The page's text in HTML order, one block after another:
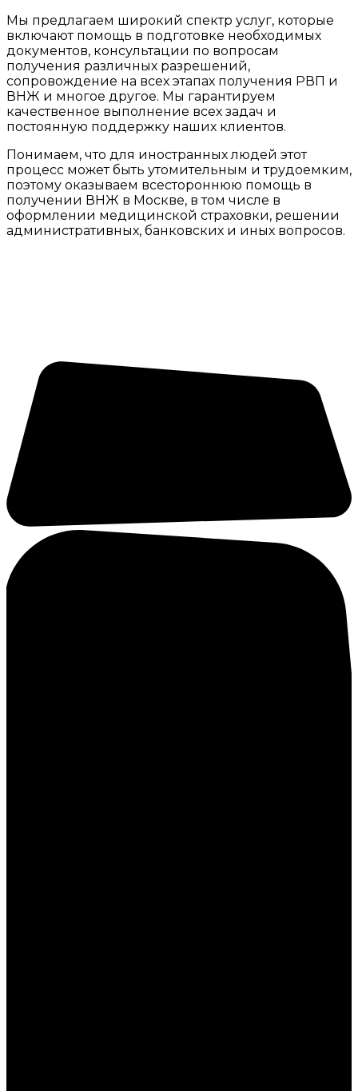
Мы предлагаем широкий спектр услуг, которые
включают помощь в подготовке необходимых
документов, консультации по вопросам
получения различных разрешений,
сопровождение на всех этапах получения РВП и
ВНЖ и многое другое. Мы гарантируем
качественное выполнение всех задач и
постоянную поддержку наших клиентов.
Понимаем, что для иностранных людей этот
процесс может быть утомительным и трудоемким,
поэтому оказываем всестороннюю помощь в
получении ВНЖ в Москве, в том числе в
оформлении медицинской страховки, решении
административных, банковских и иных вопросов.